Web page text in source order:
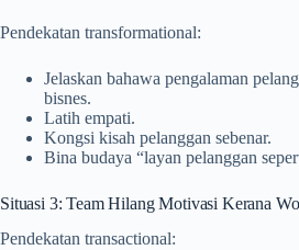
Pendekatan transformational:
Jelaskan bahawa pengalaman
bisnes.
Latih empati.
Kongsi kisah pelanggan sebenar.
Bina budaya “layan pelanggan
Situasi 3: Team Hilang Motivasi Kerana
Pendekatan transactional: